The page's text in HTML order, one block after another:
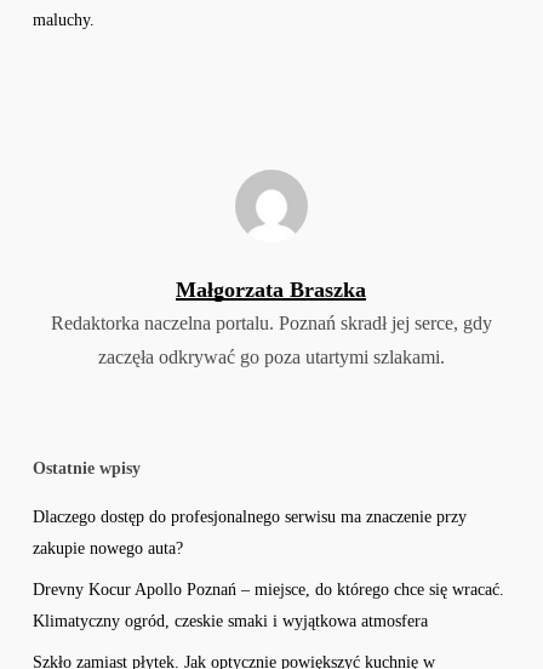
maluchy.
Małgorzata Braszka
Redaktorka naczelna portalu. Poznań skradł jej serce, gdy
zaczęła odkrywać go poza utartymi szlakami.
Ostatnie wpisy
Dlaczego dostęp do profesjonalnego serwisu ma znaczenie przy
zakupie nowego auta?
Drevny Kocur Apollo Poznań – miejsce, do którego chce się wracać.
Klimatyczny ogród, czeskie smaki i wyjątkowa atmosfera
Szkło zamiast płytek. Jak optycznie powiększyć kuchnię w